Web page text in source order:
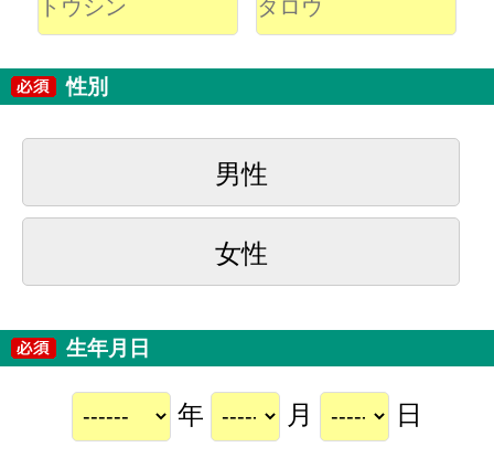
性別
男性
女性
生年月日
年 月 日